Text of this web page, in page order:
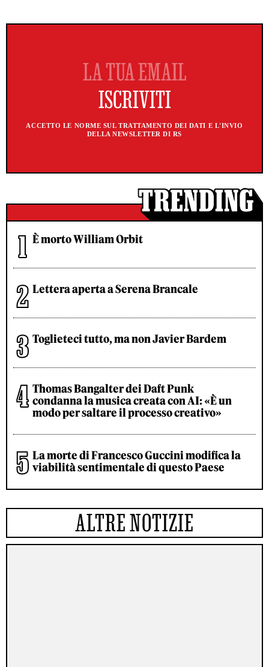
ACCETTO LE NORME SUL TRATTAMENTO DEI DATI E L'INVIO
DELLA NEWSLETTER DI RS
È morto William Orbit
Lettera aperta a Serena Brancale
Toglieteci tutto, ma non Javier Bardem
Thomas Bangalter dei Daft Punk
condanna la musica creata con AI: «È un
modo per saltare il processo creativo»
La morte di Francesco Guccini modifica la
viabilità sentimentale di questo Paese
ALTRE NOTIZIE